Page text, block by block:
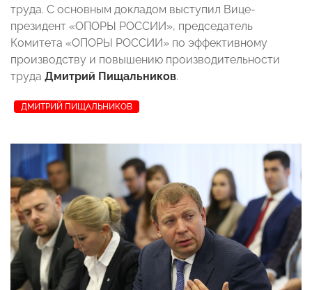
труда. С основным докладом выступил Вице-
президент «ОПОРЫ РОССИИ», председатель
Комитета «ОПОРЫ РОССИИ» по эффективному
производству и повышению производительности
труда Дмитрий Пищальников.
ДМИТРИЙ ПИЩАЛЬНИКОВ